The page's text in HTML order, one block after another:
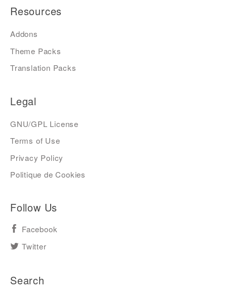
Resources
Addons
Theme Packs
Translation Packs
Legal
GNU/GPL License
Terms of Use
Privacy Policy
Politique de Cookies
Follow Us
Facebook
Twitter
Search